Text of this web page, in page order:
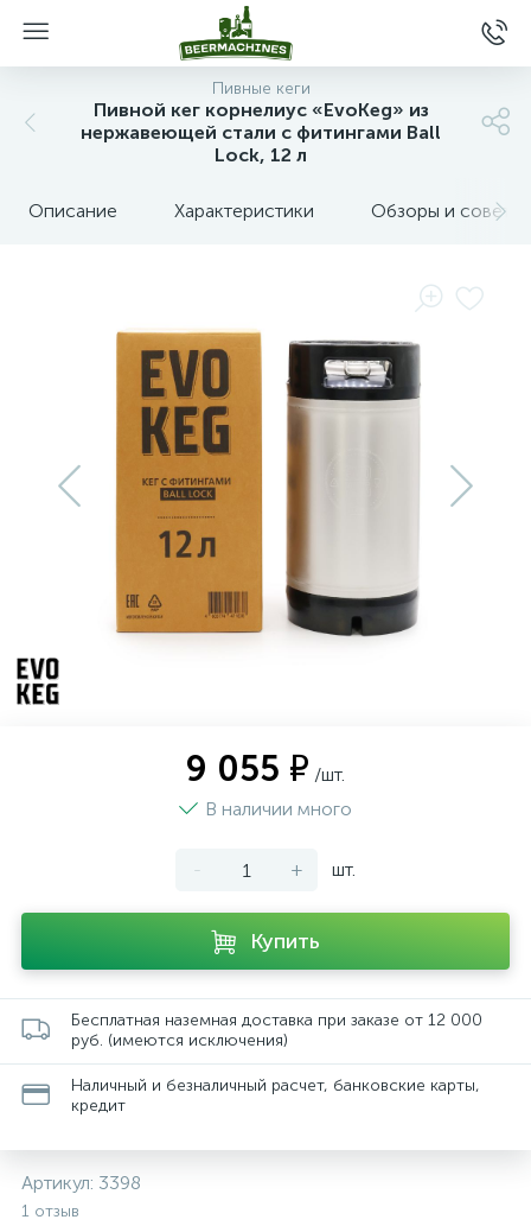
Пивные кеги
Пивной кег корнелиус «EvoKeg» из
нержавеющей стали с фитингами Ball
Lock, 12 л
Описание Характеристики Обзоры и советы
9 055 ₽ /шт.
В наличии много
- + шт.
Купить
Бесплатная наземная доставка при заказе от 12 000
руб. (имеются исключения)
Наличный и безналичный расчет, банковские карты,
кредит
Артикул: 3398
1 отзыв